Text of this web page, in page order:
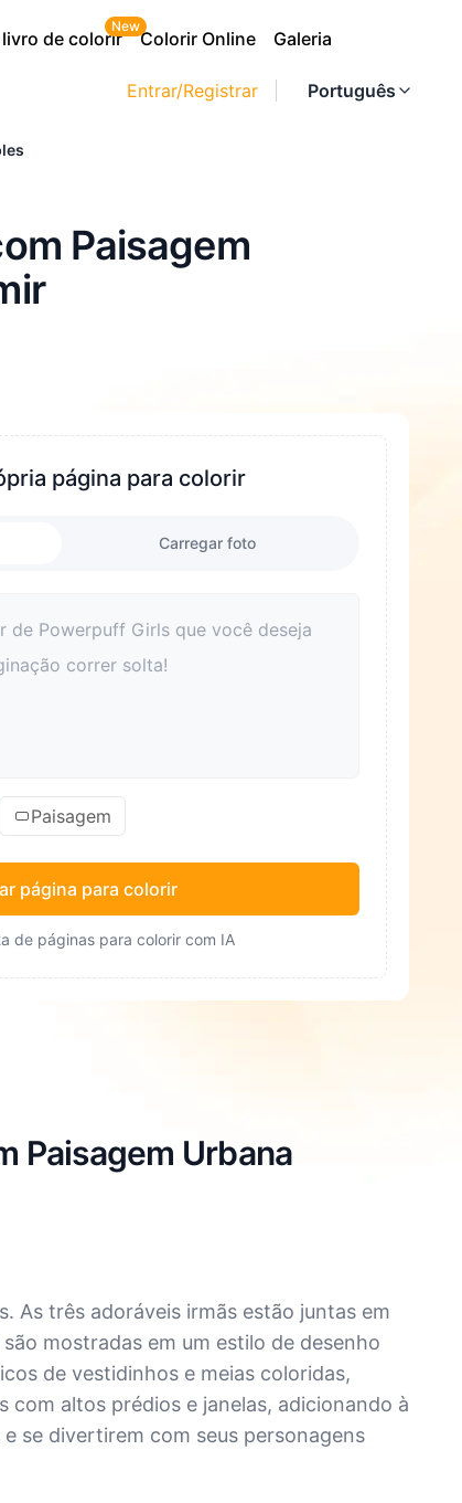
Entrar/Registrar Português
de colorir
New
Colorir Online Galeria
Paisagem
página para colorir
Carregar foto
Paisagem
página para colorir
de páginas para colorir com IA
Paisagem Urbana
As três adoráveis irmãs estão juntas em
mostradas em um estilo de desenho
de vestidinhos e meias coloridas,
com altos prédios e janelas, adicionando à
se divertirem com seus personagens